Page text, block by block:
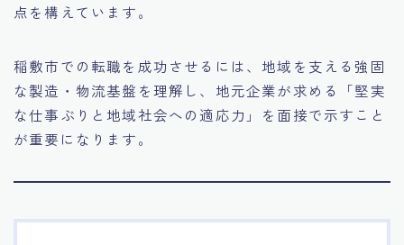
17.面接でブランクを効果的に伝える方法
18.転職後の職場に適応するためのヒント
点を構えています。
稲敷市での転職を成功させるには、地域を支える強固
な製造・物流基盤を理解し、地元企業が求める「堅実
な仕事ぶりと地域社会への適応力」を面接で示すこと
が重要になります。